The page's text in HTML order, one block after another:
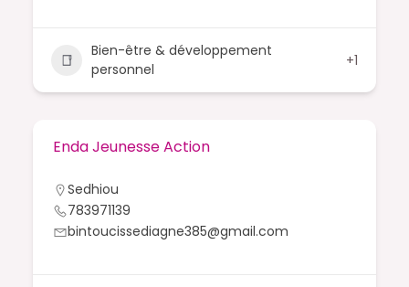
Bien-être & développement
personnel
+1
Enda Jeunesse Action
Sedhiou
783971139
bintoucissediagne385@gmail.com